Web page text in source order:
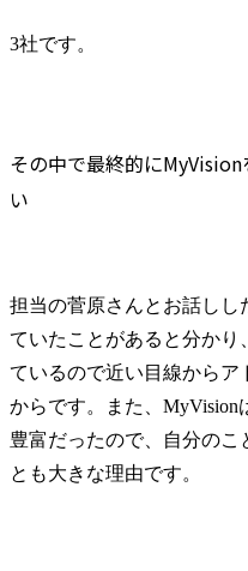
3社です。
その中で最終的に
い
担当の菅原さんとお話しし
ていたことがあると分かり
ているので近い目線からア
からです。また、MyVision
豊富だったので、自分のこ
とも大きな理由です。